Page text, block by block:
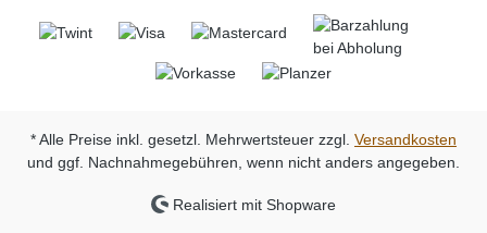
* Alle Preise inkl. gesetzl. Mehrwertsteuer zzgl. Versandkosten
und ggf. Nachnahmegebühren, wenn nicht anders angegeben.
Realisiert mit Shopware